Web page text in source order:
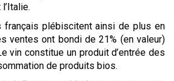
français plébiscitent ainsi de plus en
ventes ont bondi de 21% (en valeur)
vin constitue un produit d’entrée des
de produits bios.